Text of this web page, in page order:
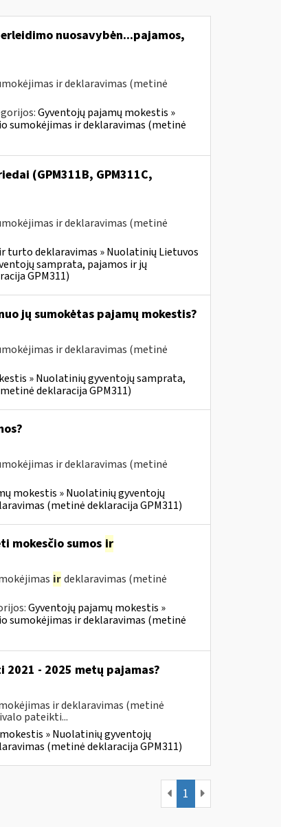
nuosavybėn...pajamos,
ir deklaravimas (metinė
Gyventojų pajamų mokestis »
sumokėjimas ir deklaravimas (metinė
(GPM311B, GPM311C,
ir deklaravimas (metinė
turto deklaravimas » Nuolatinių Lietuvos
samprata, pajamos ir jų
GPM311)
jų sumokėtas pajamų mokestis?
ir deklaravimas (metinė
» Nuolatinių gyventojų samprata,
deklaracija GPM311)
ir deklaravimas (metinė
mokestis » Nuolatinių gyventojų
(metinė deklaracija GPM311)
mokesčio sumos ir
ir deklaravimas (metinė
Gyventojų pajamų mokestis »
sumokėjimas ir deklaravimas (metinė
- 2025 metų pajamas?
ir deklaravimas (metinė
pateikti...
» Nuolatinių gyventojų
(metinė deklaracija GPM311)
1